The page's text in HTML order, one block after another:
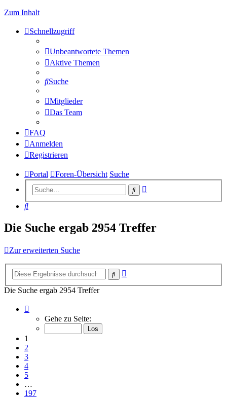
Zum Inhalt
Schnellzugriff
Unbeantwortete Themen
Aktive Themen
Suche
Mitglieder
Das Team
FAQ
Anmelden
Registrieren
Portal Foren-Übersicht Suche
Suche
Suche
Die Suche ergab 2954 Treffer
Zur erweiterten Suche
Suche
Die Suche ergab 2954 Treffer
von
Gehe zu Seite:
1
2
3
4
5
…
197